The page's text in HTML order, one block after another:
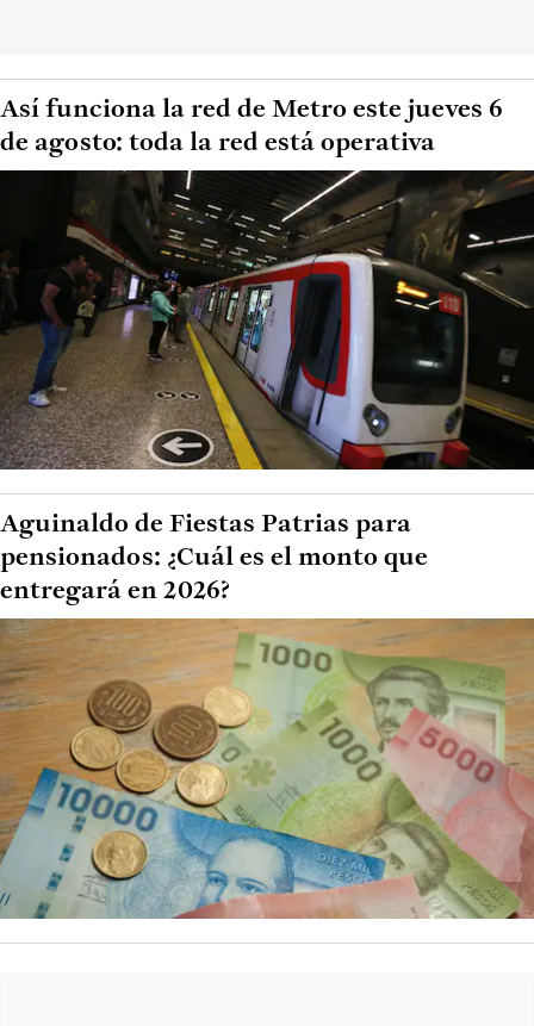
Así funciona la red de Metro este jueves 6
de agosto: toda la red está operativa
Aguinaldo de Fiestas Patrias para
pensionados: ¿Cuál es el monto que
entregará en 2026?